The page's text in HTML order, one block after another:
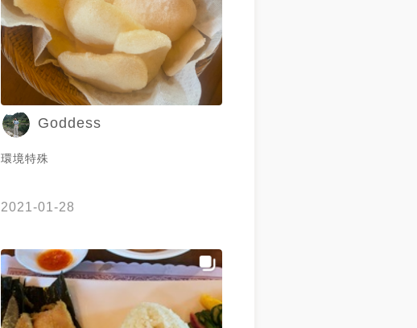
Goddess
環境特殊
2021-01-28